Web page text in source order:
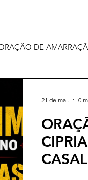
DE
21 de mai. 0